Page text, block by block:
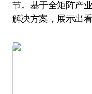
节。基于全矩阵产
解决方案，展示出